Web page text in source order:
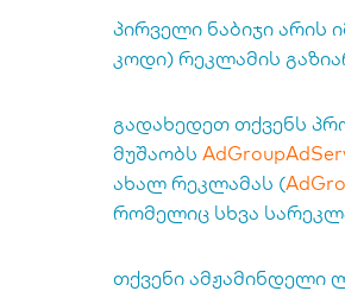
პირველი ნაბიჯი არის
კოდი) რეკლამის
გადახედეთ თქვენს
მუშაობს
ახალ რეკლამას (
რომელიც სხვა
თქვენი ამჟამინდელი